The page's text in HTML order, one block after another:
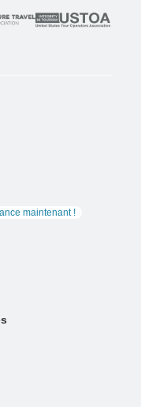
maintenant !